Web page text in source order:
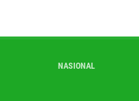
NASIONAL